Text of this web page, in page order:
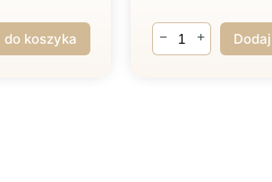
do koszyka
ilość
Bon
podarunkowy
− +